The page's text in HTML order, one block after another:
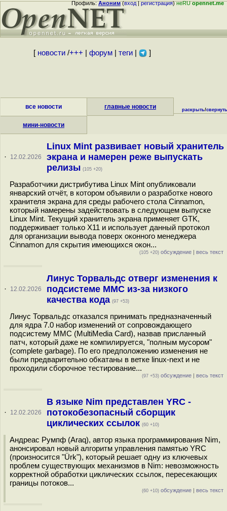
Профиль:Аноним(вход|регистрация)неRUopennet.me
[ новости/+++ форум| теги| ]
все новости главные новости
мини-новости
раскрыть/свернуть
· 12.02.2026
Linux Mint развивает новый хранитель
экрана и намерен реже выпускать
релизы (105 +20)
Разработчики дистрибутива Linux Mint опубликовали
январский отчёт, в котором объявили о разработке нового
хранителя экрана для среды рабочего стола Cinnamon,
который намерены задействовать в следующем выпуске
Linux Mint. Текущий хранитель экрана применяет GTK,
поддерживает только X11 и использует данный протокол
для организации вывода поверх оконного менеджера
Cinnamon для скрытия имеющихся окон...
(105 +20) обсуждение | весь текст
· 12.02.2026
Линус Торвальдс отверг изменения к
подсистеме MMC из-за низкого
качества кода (97 +53)
Линус Торвальдс отказался принимать предназначенный
для ядра 7.0 набор изменений от сопровождающего
подсистему MMC (MultiMedia Card), назвав присланный
патч, который даже не компилируется, "полным мусором"
(complete garbage). По его предположению изменения не
были предварительно обкатаны в ветке linux-next и не
проходили сборочное тестирование...
(97 +53) обсуждение | весь текст
· 12.02.2026
В языке Nim представлен YRC -
потокобезопасный сборщик
циклических ссылок (60 +10)
Андреас Румпф (Araq), автор языка программирования Nim,
анонсировал новый алгоритм управления памятью YRC
(произносится "Ürk"), который решает одну из ключевых
проблем существующих механизмов в Nim: невозможность
корректной обработки циклических ссылок, пересекающих
границы потоков...
(60 +10) обсуждение | весь текст